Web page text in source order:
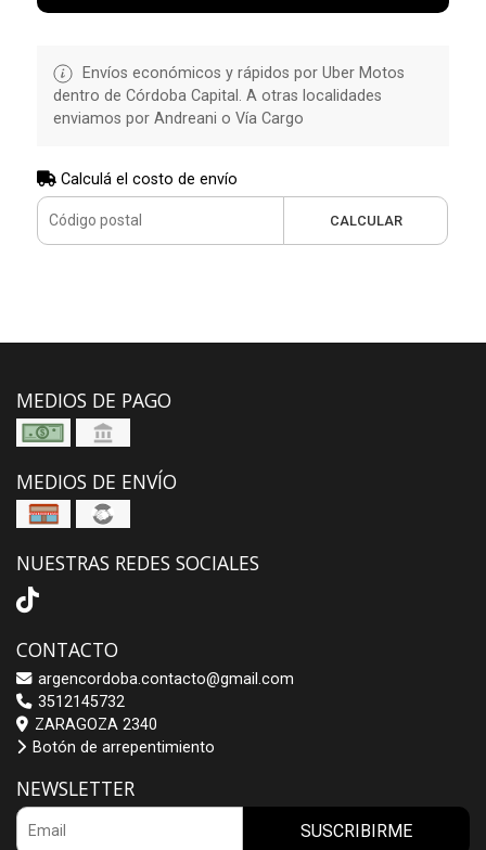
Envíos económicos y rápidos por Uber Motos
dentro de Córdoba Capital. A otras localidades
enviamos por Andreani o Vía Cargo
Calculá el costo de envío
CALCULAR
MEDIOS DE PAGO
MEDIOS DE ENVÍO
NUESTRAS REDES SOCIALES
CONTACTO
argencordoba.contacto@gmail.com
3512145732
ZARAGOZA 2340
Botón de arrepentimiento
NEWSLETTER
SUSCRIBIRME